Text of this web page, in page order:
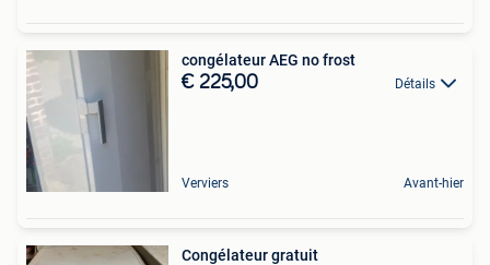
congélateur AEG no frost
€ 225,00 Détails
Verviers Avant-hier
Congélateur gratuit